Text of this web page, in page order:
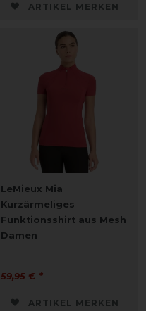
ARTIKEL MERKEN
LeMieux Mia
Kurzärmeliges
Funktionsshirt aus Mesh
Damen
59,95 € *
ARTIKEL MERKEN